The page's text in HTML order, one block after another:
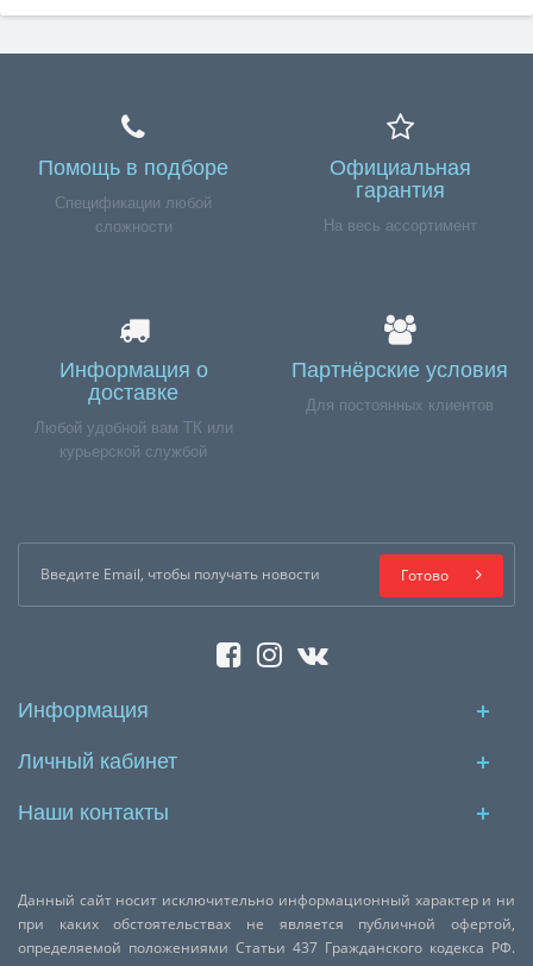
Помощь в подборе
Спецификации любой
сложности
Официальная
гарантия
На весь ассортимент
Информация о
доставке
Любой удобной вам ТК или
курьерской службой
Партнёрские условия
Для постоянных клиентов
Готово
Информация
Личный кабинет
Наши контакты
Данный сайт носит исключительно информационный характер и ни
при каких обстоятельствах не является публичной офертой,
определяемой положениями Статьи 437 Гражданского кодекса РФ.